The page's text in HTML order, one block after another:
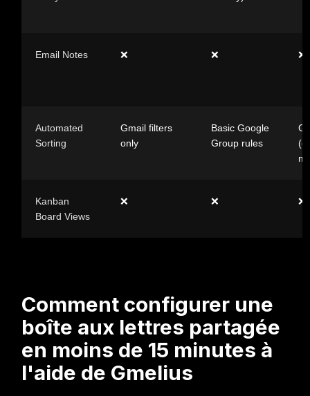
Email Notes ❌ ❌ ❌
Automated
Sorting
Gmail filters
only
Basic Google
Group rules
Kanban
Board Views
❌ ❌ ❌
Comment configurer une
boîte aux lettres partagée
en moins de 15 minutes à
l'aide de Gmelius